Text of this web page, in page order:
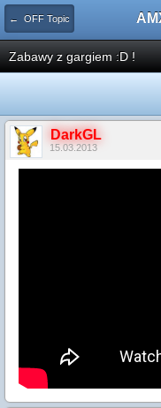
← OFF Topic
Zabawy z gargiem :D !
DarkGL
15.03.2013